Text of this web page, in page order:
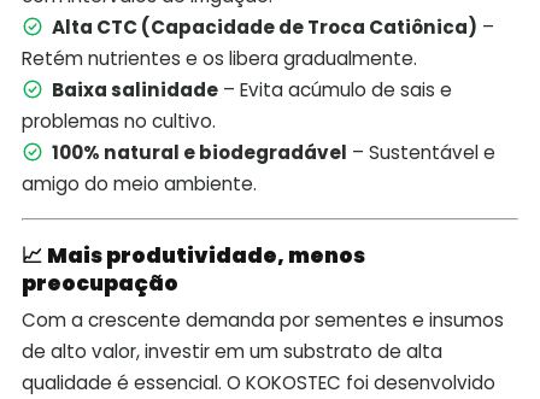
Alta CTC (Capacidade de Troca Catiônica) –
Retém nutrientes e os libera gradualmente.
Baixa salinidade – Evita acúmulo de sais e
problemas no cultivo.
100% natural e biodegradável – Sustentável e
amigo do meio ambiente.
📈 Mais produtividade, menos
preocupação
Com a crescente demanda por sementes e insumos
de alto valor, investir em um substrato de alta
qualidade é essencial. O KOKOSTEC foi desenvolvido